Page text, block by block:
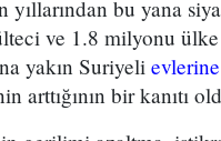
yıllarından bu yana
ve 1.8 milyonu
yakın Suriyeli
arttığının bir kanıtı